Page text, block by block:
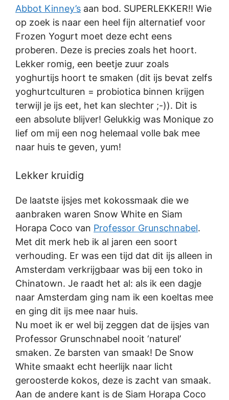
Abbot Kinney’s aan bod. SUPERLEKKER!! Wie
op zoek is naar een heel fijn alternatief voor
Frozen Yogurt moet deze echt eens
proberen. Deze is precies zoals het hoort.
Lekker romig, een beetje zuur zoals
yoghurtijs hoort te smaken (dit ijs bevat zelfs
yoghurtculturen = probiotica binnen krijgen
terwijl je ijs eet, het kan slechter ;-)). Dit is
een absolute blijver! Gelukkig was Monique zo
lief om mij een nog helemaal volle bak mee
naar huis te geven, yum!
Lekker kruidig
De laatste ijsjes met kokossmaak die we
aanbraken waren Snow White en Siam
Horapa Coco van Professor Grunschnabel.
Met dit merk heb ik al jaren een soort
verhouding. Er was een tijd dat dit ijs alleen in
Amsterdam verkrijgbaar was bij een toko in
Chinatown. Je raadt het al: als ik een dagje
naar Amsterdam ging nam ik een koeltas mee
en ging dit ijs mee naar huis.
Nu moet ik er wel bij zeggen dat de ijsjes van
Professor Grunschnabel nooit ‘naturel’
smaken. Ze barsten van smaak! De Snow
White smaakt echt heerlijk naar licht
geroosterde kokos, deze is zacht van smaak.
Aan de andere kant is de Siam Horapa Coco